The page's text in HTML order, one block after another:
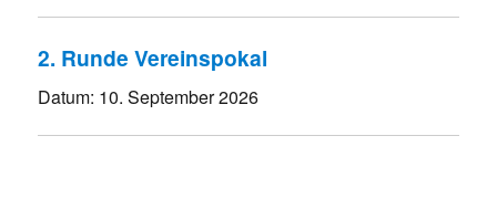
2. Runde Vereinspokal
Datum: 10. September 2026